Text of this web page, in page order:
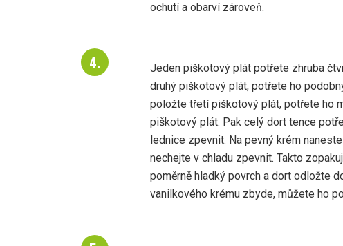
ochutí a obarví zároveň.
Jeden piškotový plát potřete zhruba
druhý piškotový plát, potřete ho
položte třetí piškotový plát, potřete ho
piškotový plát. Pak celý dort tence
lednice zpevnit. Na pevný krém
nechejte v chladu zpevnit. Takto
poměrně hladký povrch a dort odložte
vanilkového krému zbyde, můžete ho